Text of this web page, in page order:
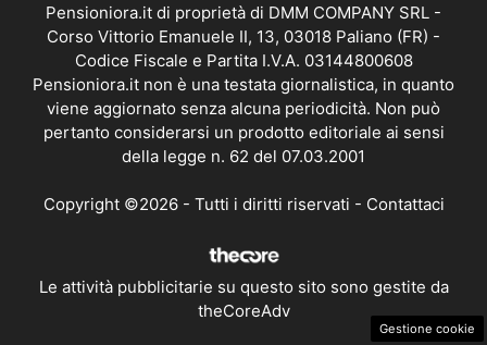
Pensioniora.it di proprietà di DMM COMPANY SRL -
Corso Vittorio Emanuele II, 13, 03018 Paliano (FR) -
Codice Fiscale e Partita I.V.A. 03144800608
Pensioniora.it non è una testata giornalistica, in quanto
viene aggiornato senza alcuna periodicità. Non può
pertanto considerarsi un prodotto editoriale ai sensi
della legge n. 62 del 07.03.2001
Copyright ©2026 - Tutti i diritti riservati - Contattaci
Le attività pubblicitarie su questo sito sono gestite da
theCoreAdv
Gestione cookie